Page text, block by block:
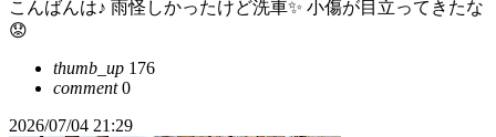
こんばんは♪ 雨怪しかったけど洗車✨ 小傷が目立ってきたな
😟
thumb_up 176
comment0
2026/07/04 21:29